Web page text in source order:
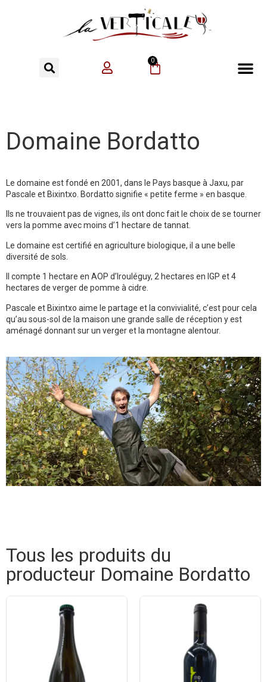
0
Domaine Bordatto
Le domaine est fondé en 2001, dans le Pays basque à Jaxu, par
Pascale et Bixintxo. Bordatto signifie « petite ferme » en basque.
Ils ne trouvaient pas de vignes, ils ont donc fait le choix de se tourner
vers la pomme avec moins d’1 hectare de tannat.
Le domaine est certifié en agriculture biologique, il a une belle
diversité de sols.
Il compte 1 hectare en AOP d’Irouléguy, 2 hectares en IGP et 4
hectares de verger de pomme à cidre.
Pascale et Bixintxo aime le partage et la convivialité, c’est pour cela
qu’au sous-sol de la maison une grande salle de réception y est
aménagé donnant sur un verger et la montagne alentour.
Tous les produits du
producteur Domaine Bordatto